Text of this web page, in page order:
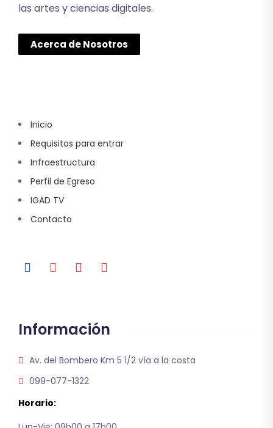
las artes y ciencias digitales.
Acerca de Nosotros
Inicio
Requisitos para entrar
Infraestructura
Perfil de Egreso
IGAD TV
Contacto
Información
Av. del Bombero Km 5 1/2 vía a la costa
099-077-1322
Horario: